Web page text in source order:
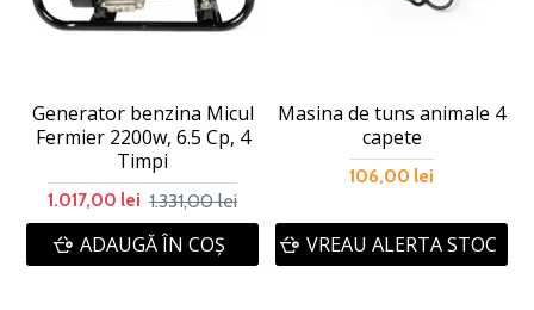
Generator benzina Micul
Fermier 2200w, 6.5 Cp, 4
Timpi
1.017,00 lei 1.331,00 lei
ADAUGĂ ÎN COŞ
Masina de tuns animale 4
capete
106,00 lei
VREAU ALERTA STOC